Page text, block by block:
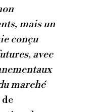
mais un
conçu
avec
marché